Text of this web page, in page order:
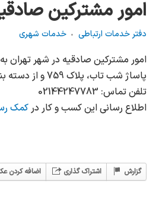
امور مشترکین
دفتر خدمات ارتباطی
خدمات شهری
امور مشترکین صادقیه در شهر تهران
پاساژ شب تاب، پلاک 759 و از دسته بندی دفتر خدمات ارتباطی و خدمات شهری می باشد.
تلفن تماس: 02144247783
اطلاع رسانی این کسب و کار درکمک
اضافه کردن اشتراک گذاری گزارش